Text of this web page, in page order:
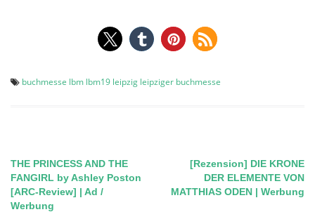
buchmesse lbm lbm19 leipzig leipziger buchmesse
Post
navigation
THE PRINCESS AND THE
FANGIRL by Ashley Poston
[ARC-Review] | Ad /
Werbung
[Rezension] DIE KRONE
DER ELEMENTE VON
MATTHIAS ODEN | Werbung